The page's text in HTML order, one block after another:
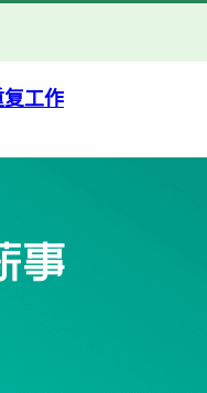
工作